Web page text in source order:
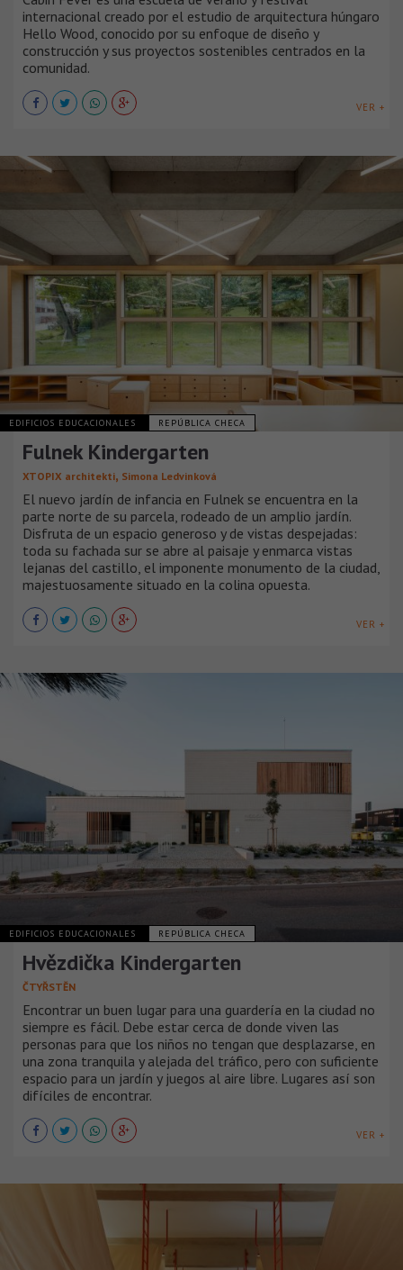
internacional creado por el estudio de arquitectura húngaro
Hello Wood, conocido por su enfoque de diseño y
construcción y sus proyectos sostenibles centrados en la
comunidad.
VER +
EDIFICIOS EDUCACIONALES REPÚBLICA CHECA
Fulnek Kindergarten
XTOPIX architekti, Simona Ledvinková
El nuevo jardín de infancia en Fulnek se encuentra en la
parte norte de su parcela, rodeado de un amplio jardín.
Disfruta de un espacio generoso y de vistas despejadas:
toda su fachada sur se abre al paisaje y enmarca vistas
lejanas del castillo, el imponente monumento de la ciudad,
majestuosamente situado en la colina opuesta.
VER +
EDIFICIOS EDUCACIONALES REPÚBLICA CHECA
Hvězdička Kindergarten
ČTYŘSTĚN
Encontrar un buen lugar para una guardería en la ciudad no
siempre es fácil. Debe estar cerca de donde viven las
personas para que los niños no tengan que desplazarse, en
una zona tranquila y alejada del tráfico, pero con suficiente
espacio para un jardín y juegos al aire libre. Lugares así son
difíciles de encontrar.
VER +